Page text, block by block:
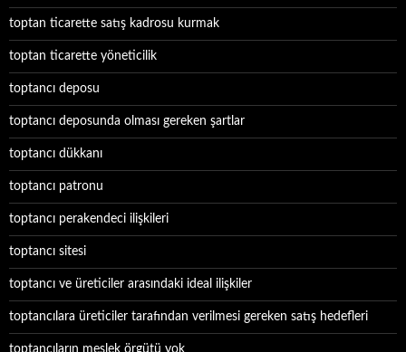
toptan ticarette satış kadrosu kurmak
toptan ticarette yöneticilik
toptancı deposu
toptancı deposunda olması gereken şartlar
toptancı dükkanı
toptancı patronu
toptancı perakendeci ilişkileri
toptancı sitesi
toptancı ve üreticiler arasındaki ideal ilişkiler
toptancılara üreticiler tarafından verilmesi gereken satış hedefleri
toptancıların meslek örgütü yok